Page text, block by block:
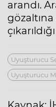
arandı.
gözaltına
Uyuşturucu
Uyuşturucu